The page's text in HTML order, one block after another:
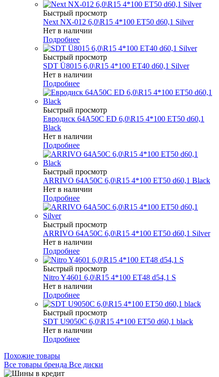
Быстрый просмотр
Next NX-012 6,0\R15 4*100 ET50 d60,1 Silver
Нет в наличии
Подробнее
Быстрый просмотр
SDT Ü8015 6,0\R15 4*100 ET40 d60,1 Silver
Нет в наличии
Подробнее
Быстрый просмотр
Евродиск 64A50C ED 6,0\R15 4*100 ET50 d60,1
Black
Нет в наличии
Подробнее
Быстрый просмотр
ARRIVO 64A50C 6,0\R15 4*100 ET50 d60,1 Black
Нет в наличии
Подробнее
Быстрый просмотр
ARRIVO 64A50C 6,0\R15 4*100 ET50 d60,1 Silver
Нет в наличии
Подробнее
Быстрый просмотр
Nitro Y4601 6,0\R15 4*100 ET48 d54,1 S
Нет в наличии
Подробнее
Быстрый просмотр
SDT U9050C 6,0\R15 4*100 ET50 d60,1 black
Нет в наличии
Подробнее
Похожие товары
Все товары бренда Все диски